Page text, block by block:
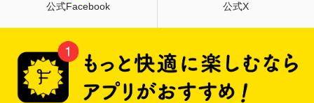
公式Facebook 公式X